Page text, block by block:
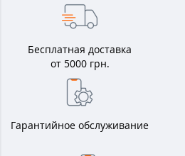
Бесплатная доставка
от 5000 грн.
Гарантийное обслуживание